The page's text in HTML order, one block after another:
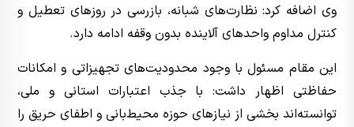
وی اضافه کرد: نظارت‌های شبانه، بازرسی در روزهای تعطیل و
کنترل مداوم واحدهای آلاینده بدون وقفه ادامه دارد.
این مقام مسئول با وجود محدودیت‌های تجهیزاتی و امکانات
حفاظتی اظهار داشت: با جذب اعتبارات استانی و ملی،
توانسته‌اند بخشی از نیازهای حوزه محیط‌بانی و اطفای حریق را